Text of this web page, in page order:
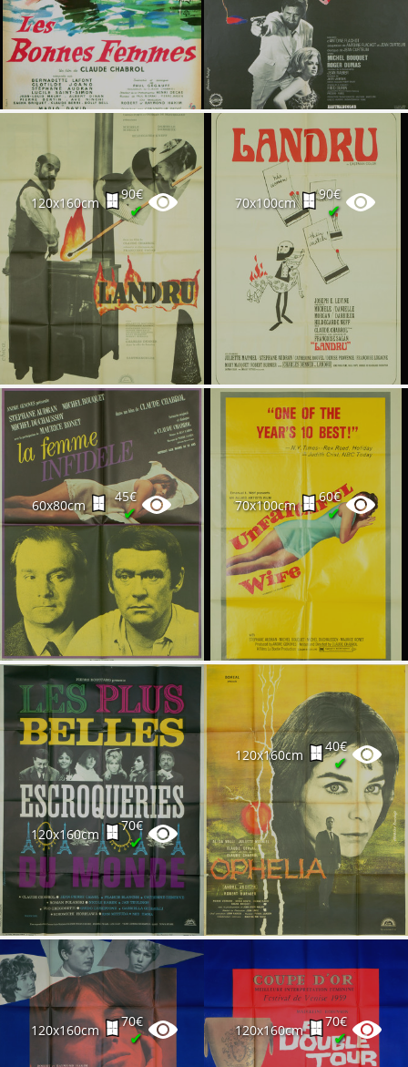
120x160cm
90€
✔ 70x100cm
90€
✔
60x80cm
45€
✔ 70x100cm
60€
✔
120x160cm
70€
✔
120x160cm
40€
✔
120x160cm
70€
✔ 120x160cm
70€
✔